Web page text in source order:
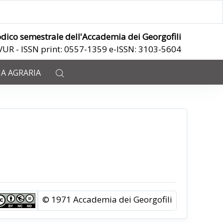
semestrale dell'Accademia dei Georgofili
- ISSN print: 0557-1359 e-ISSN: 3103-5604
AGRARIA
© 1971 Accademia dei Georgofili